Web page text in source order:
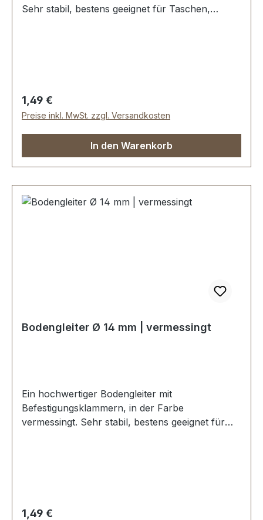
Sehr stabil, bestens geeignet für Taschen,
Regulärer Preis:
1,49 €
Preise inkl. MwSt. zzgl. Versandkosten
In den Warenkorb
Bodengleiter Ø 14 mm | vermessingt
Ein hochwertiger Bodengleiter mit
Befestigungsklammern, in der Farbe
vermessingt. Sehr stabil, bestens geeignet für
Regulärer Preis:
1,49 €